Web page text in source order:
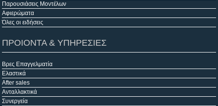
Παρουσιάσεις Μοντέλων
Αφιερώματα
Όλες οι ειδήσεις
ΠΡΟΙΟΝΤΑ & ΥΠΗΡΕΣΙΕΣ
Βρες Επαγγελματία
Ελαστικά
After sales
Ανταλλακτικά
Συνεργεία